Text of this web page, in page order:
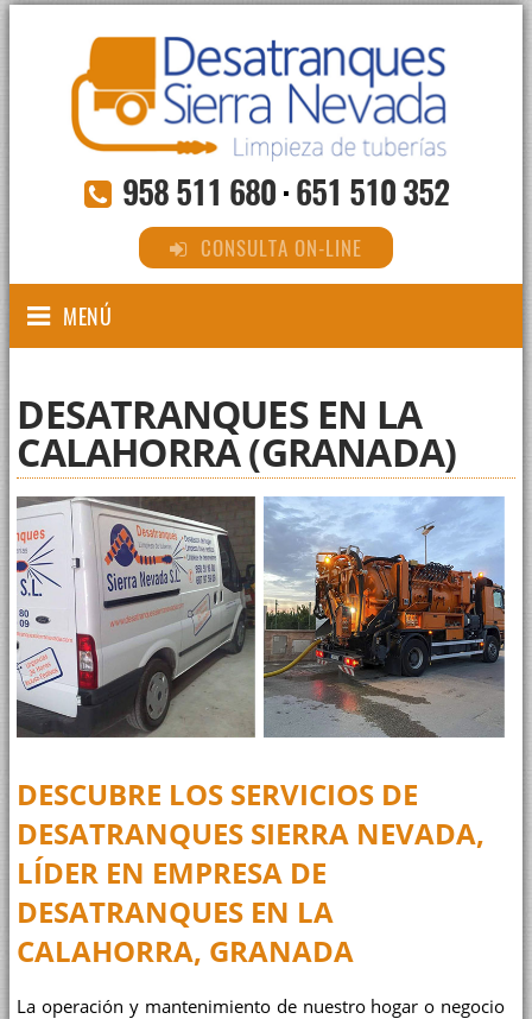
958 511 680·651 510 352
CONSULTA ON-LINE
MENÚ
DESATRANQUES EN LA
CALAHORRA (GRANADA)
DESCUBRE LOS SERVICIOS DE
DESATRANQUES SIERRA NEVADA,
LÍDER EN EMPRESA DE
DESATRANQUES EN LA
CALAHORRA, GRANADA
La operación y mantenimiento de nuestro hogar o negocio